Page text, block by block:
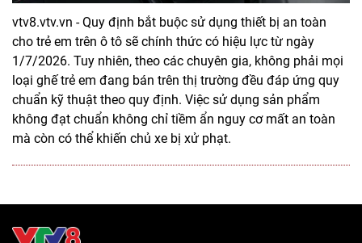
vtv8.vtv.vn - Quy định bắt buộc sử dụng thiết bị an toàn
cho trẻ em trên ô tô sẽ chính thức có hiệu lực từ ngày
1/7/2026. Tuy nhiên, theo các chuyên gia, không phải mọi
loại ghế trẻ em đang bán trên thị trường đều đáp ứng quy
chuẩn kỹ thuật theo quy định. Việc sử dụng sản phẩm
không đạt chuẩn không chỉ tiềm ẩn nguy cơ mất an toàn
mà còn có thể khiến chủ xe bị xử phạt.